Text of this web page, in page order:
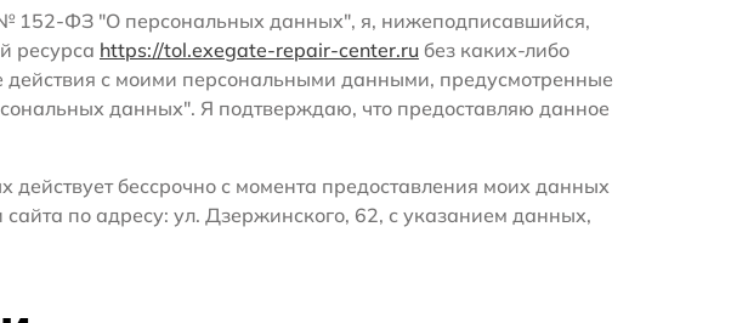
№ 152-ФЗ "О персональных данных", я, нижеподписавшийся,
ресурса https://tol.exegate-repair-center.ru без каких-либо
с моими персональными данными, предусмотренные
данных". Я подтверждаю, что предоставляю данное
бессрочно с момента предоставления моих данных
по адресу: ул. Дзержинского, 62, с указанием данных,